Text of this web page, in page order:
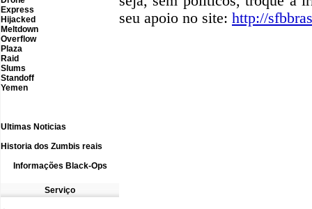
Express
Hijacked
Meltdown
Overflow
Plaza
Raid
Slums
Standoff
Yemen
Ultimas Noticias
Historia dos Zumbis reais
Informações B lack-Ops
Serviço
seu apoio no site: http://